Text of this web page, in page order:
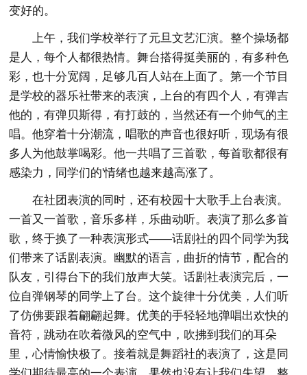
变好的。
上午，我们学校举行了元旦文艺汇演。整个操场都
是人，每个人都很热情。舞台搭得挺美丽的，有多种色
彩，也十分宽阔，足够几百人站在上面了。第一个节目
是学校的器乐社带来的表演，上台的有四个人，有弹吉
他的，有弹贝斯得，有打鼓的，当然还有一个帅气的主
唱。他穿着十分潮流，唱歌的声音也很好听，现场有很
多人为他鼓掌喝彩。他一共唱了三首歌，每首歌都很有
感染力，同学们的'情绪也越来越高涨了。
在社团表演的同时，还有校园十大歌手上台表演。
一首又一首歌，音乐多样，乐曲动听。表演了那么多首
歌，终于换了一种表演形式——话剧社的四个同学为我
们带来了话剧表演。幽默的语言，曲折的情节，配合的
队友，引得台下的我们放声大笑。话剧社表演完后，一
位自弹钢琴的同学上了台。这个旋律十分优美，人们听
了仿佛要跟着翩翩起舞。优美的手轻轻地弹唱出欢快的
音符，跳动在吹着微风的空气中，吹拂到我们的耳朵
里，心情愉快极了。接着就是舞蹈社的表演了，这是同